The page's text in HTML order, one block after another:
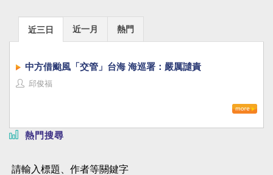
近三日 近一月 熱門
中方借颱風「交管」台海 海巡署：嚴厲譴責
邱俊福
熱門搜尋
請輸入標題、作者等關鍵字